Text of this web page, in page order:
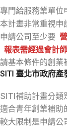
專門給服務業單位
本計畫非常重視申
申請公司至少要
報表需經過會計
請基本條件的創業
SITI 臺北市政府產
SITI補助計畫分類
適合青年創業補助
較大限制是申請公